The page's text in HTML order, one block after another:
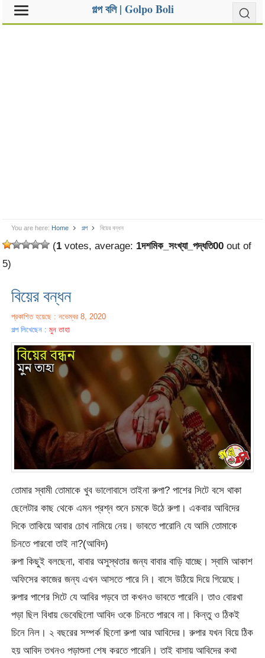
গল্প বলি | Golpo Boli
You are here: Home গল্প বিয়ের বন্ধন
(1 votes, average: 1দশমিক_সংখ্যা_পদ্ধতি00 out of
5)
বিয়ের বন্ধন
প্রকাশিত হয়েছে : নভেম্বর 8, 2020
গল্প লিখেছেন :মুন তাহা
তোমার স্বামী তোমাকে খুব ভালোবাসে তাইনা রুপা? পাশের সিটে বসে থাকা
ছেলেটার কাছ থেকে এমন প্রশ্ন শুনে চমকে উঠে রুপা। একবার আবিদের
দিকে তাকিয়ে আবার চোখ নামিয়ে নেয়। ভাবতে পারোনি যে আমি তোমাকে
চিনতে পারবো তাই না?(আবিদ)
রুপা কিছুই বলছেনা, বাবার অসুস্থতার জন্য বাবার বাড়ি যাচ্ছে। স্বামি আকাশ
অফিসের কাজের জন্য এখন আসতে পারে নি। বাসে উঠিয়ে দিয়ে গিয়েছে।
রুপার পাশের সিটে যে আবির পড়বে তা কখনও ভাবতে পারেনি। তাও বোরখা
পড়া ছিল বিধায় ভেবেছিলো আবিদ ওকে চিনতে পারবে না। কিন্তু ও ঠিকই
চিনে নিল। ২ বছরের সম্পর্ক ছিলো রুপা আর আবিদের। রুপার যখন বিয়ে ঠিক
হয় আবিদ তখনও পড়াশুনা শেষ করতে পারেনি। তাই বাসায় আবিদের কথা